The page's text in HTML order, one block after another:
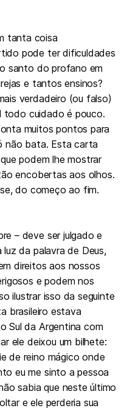
tanta coisa
pode ter dificuldades
santo do profano em
e tantos ensinos?
verdadeiro (ou falso)
todo cuidado é pouco.
muitos pontos para
não bata. Esta carta
podem lhe mostrar
encobertas aos olhos.
do começo ao fim.
– deve ser julgado e
da palavra de Deus,
direitos aos nossos
e podem nos
ilustrar isso da seguinte
brasileiro estava
Sul da Argentina com
ele deixou um bilhete:
de reino mágico onde
eu me sinto a pessoa
sabia que neste último
e ele perderia sua